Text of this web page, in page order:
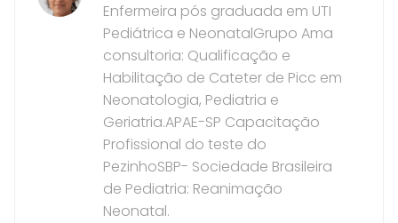
Enfermeira pós graduada em UTI
Pediátrica e NeonatalGrupo Ama
consultoria: Qualificação e
Habilitação de Cateter de Picc em
Neonatologia, Pediatria e
Geriatria.APAE-SP Capacitação
Profissional do teste do
PezinhoSBP- Sociedade Brasileira
de Pediatria: Reanimação
Neonatal.